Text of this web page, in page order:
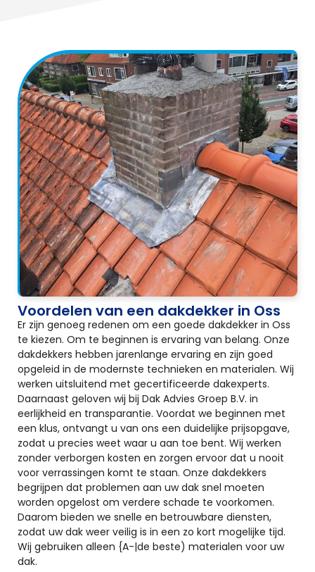
Voordelen van een dakdekker in Oss
Er zijn genoeg redenen om een goede dakdekker in Oss
te kiezen. Om te beginnen is ervaring van belang. Onze
dakdekkers hebben jarenlange ervaring en zijn goed
opgeleid in de modernste technieken en materialen. Wij
werken uitsluitend met gecertificeerde dakexperts.
Daarnaast geloven wij bij Dak Advies Groep B.V. in
eerlijkheid en transparantie. Voordat we beginnen met
een klus, ontvangt u van ons een duidelijke prijsopgave,
zodat u precies weet waar u aan toe bent. Wij werken
zonder verborgen kosten en zorgen ervoor dat u nooit
voor verrassingen komt te staan. Onze dakdekkers
begrijpen dat problemen aan uw dak snel moeten
worden opgelost om verdere schade te voorkomen.
Daarom bieden we snelle en betrouwbare diensten,
zodat uw dak weer veilig is in een zo kort mogelijke tijd.
Wij gebruiken alleen {A-|de beste) materialen voor uw
dak.